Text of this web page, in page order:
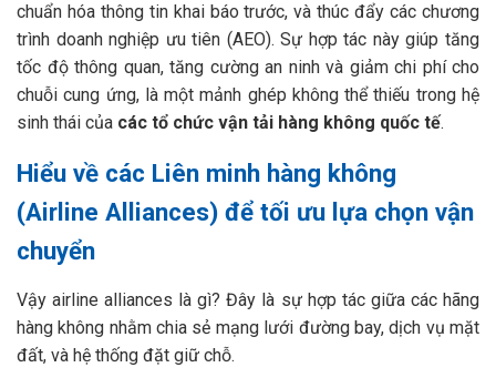
chuẩn hóa thông tin khai báo trước, và thúc đẩy các chương
trình doanh nghiệp ưu tiên (AEO). Sự hợp tác này giúp tăng
tốc độ thông quan, tăng cường an ninh và giảm chi phí cho
chuỗi cung ứng, là một mảnh ghép không thể thiếu trong hệ
sinh thái của các tổ chức vận tải hàng không quốc tế.
Hiểu về các Liên minh hàng không
(Airline Alliances) để tối ưu lựa chọn vận
chuyển
Vậy airline alliances là gì? Đây là sự hợp tác giữa các hãng
hàng không nhằm chia sẻ mạng lưới đường bay, dịch vụ mặt
đất, và hệ thống đặt giữ chỗ.